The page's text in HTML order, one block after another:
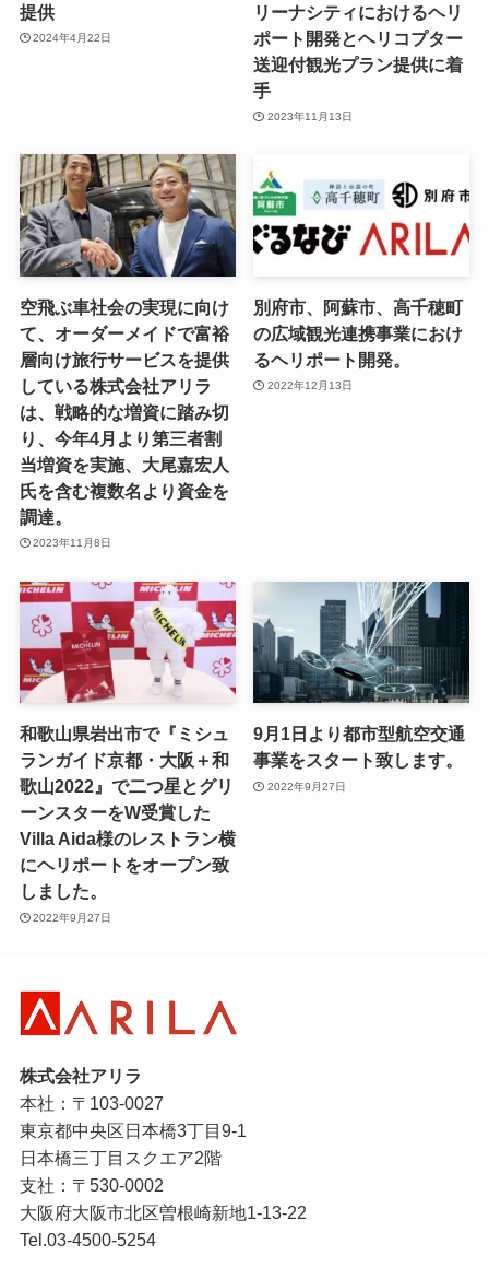
提供
2024年4月22日
リーナシティにおけるヘリ
ポート開発とヘリコプター
送迎付観光プラン提供に着
手
2023年11月13日
空飛ぶ車社会の実現に向け
て、オーダーメイドで富裕
層向け旅行サービスを提供
している株式会社アリラ
は、戦略的な増資に踏み切
り、今年4月より第三者割
当増資を実施、大尾嘉宏人
氏を含む複数名より資金を
調達。
2023年11月8日
別府市、阿蘇市、高千穂町
の広域観光連携事業におけ
るヘリポート開発。
2022年12月13日
和歌山県岩出市で『ミシュ
ランガイド京都・大阪＋和
歌山2022』で二つ星とグリ
ーンスターをW受賞した
Villa Aida様のレストラン横
にヘリポートをオープン致
しました。
2022年9月27日
9月1日より都市型航空交通
事業をスタート致します。
2022年9月27日
株式会社アリラ
本社：〒103-0027
東京都中央区日本橋3丁目9-1
日本橋三丁目スクエア2階
支社：〒530-0002
大阪府大阪市北区曽根崎新地1-13-22
Tel.03-4500-5254